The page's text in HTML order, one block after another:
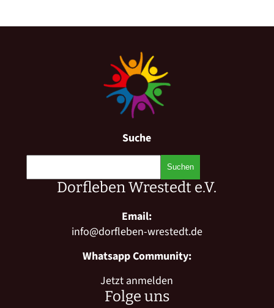
Suche
Dorfleben Wrestedt e.V.
Email:
info@dorfleben-wrestedt.de
Whatsapp Community:
Jetzt anmelden
Folge uns